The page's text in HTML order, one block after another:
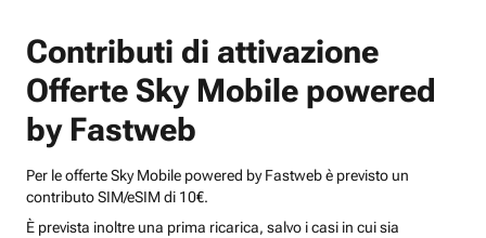
Contributi di attivazione
Offerte Sky Mobile powered
by Fastweb
Per le offerte Sky Mobile powered by Fastweb è previsto un
contributo SIM/eSIM di 10€.
È prevista inoltre una prima ricarica, salvo i casi in cui sia